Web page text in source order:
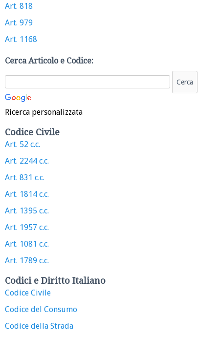
Art. 818
Art. 979
Art. 1168
Cerca Articolo e Codice:
Ricerca personalizzata
Codice Civile
Art. 52 c.c.
Art. 2244 c.c.
Art. 831 c.c.
Art. 1814 c.c.
Art. 1395 c.c.
Art. 1957 c.c.
Art. 1081 c.c.
Art. 1789 c.c.
Codici e Diritto Italiano
Codice Civile
Codice del Consumo
Codice della Strada